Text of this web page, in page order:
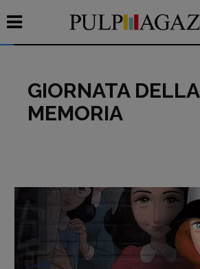
RUBRICHE
Archeologie del
presente
Fumetti
GIORNATA DELLA
MEMORIA